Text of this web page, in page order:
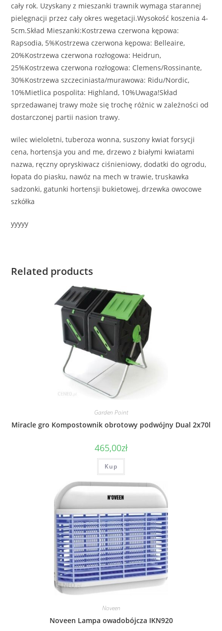
cały rok. Uzyskany z mieszanki trawnik wymaga starannej
pielęgnacji przez cały okres wegetacji.Wysokość koszenia 4-
5cm.Skład Mieszanki:Kostrzewa czerwona kępowa:
Rapsodia, 5%Kostrzewa czerwona kępowa: Belleaire,
20%Kostrzewa czerwona rozłogowa: Heidrun,
25%Kostrzewa czerwona rozłogowa: Clemens/Rossinante,
30%Kostrzewa szczeciniasta/murawowa: Ridu/Nordic,
10%Mietlica pospolita: Highland, 10%Uwaga!Skład
sprzedawanej trawy może się trochę różnic w zależności od
dostarczonej partii nasion trawy.
wilec wieloletni, tuberoza wonna, suszony kwiat forsycji
cena, hortensja you and me, drzewo z białymi kwiatami
nazwa, ręczny opryskiwacz ciśnieniowy, dodatki do ogrodu,
łopata do piasku, nawóz na mech w trawie, truskawka
sadzonki, gatunki hortensji bukietowej, drzewka owocowe
szkółka
yyyyy
Related products
Garden Point
Miracle gro Kompostownik obrotowy podwójny Dual 2x70l
465,00zł
Kup
Noveen
Noveen Lampa owadobójcza IKN920